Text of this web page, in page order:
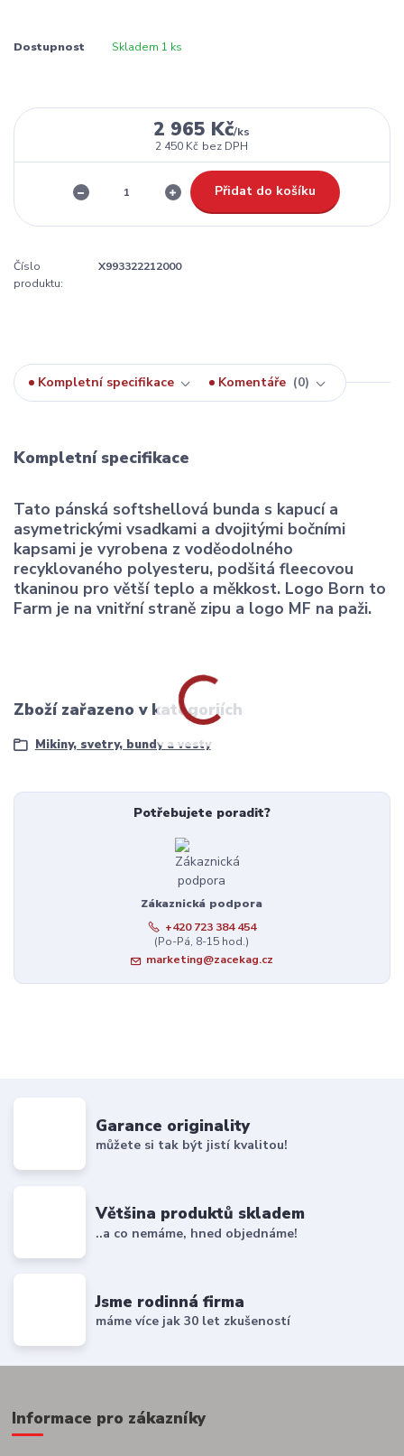
Dostupnost Skladem 1 ks
2 965 Kč/ks
2 450 Kč bez DPH
Přidat do košíku
Číslo
produktu:
X993322212000
Kompletní specifikace Komentáře 0
Kompletní specifikace
Tato pánská softshellová bunda s kapucí a
asymetrickými vsadkami a dvojitými bočními
kapsami je vyrobena z voděodolného
recyklovaného polyesteru, podšitá fleecovou
tkaninou pro větší teplo a měkkost. Logo Born to
Farm je na vnitřní straně zipu a logo MF na paži.
Zboží zařazeno v kategoriích
Mikiny, svetry, bundy a vesty
Potřebujete poradit?
Zákaznická podpora
+420 723 384 454
(Po-Pá, 8-15 hod.)
marketing@zacekag.cz
Garance originality
můžete si tak být jistí kvalitou!
Většina produktů skladem
..a co nemáme, hned objednáme!
Jsme rodinná firma
máme více jak 30 let zkušeností
Informace pro zákazníky